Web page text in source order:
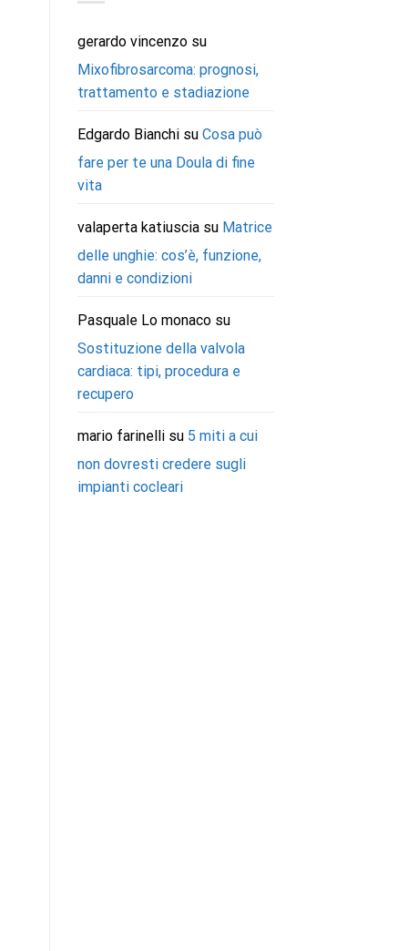
gerardo vincenzosu
Mixofibrosarcoma: prognosi,
trattamento e stadiazione
Edgardo Bianchisu Cosa può
fare per te una Doula di fine
vita
valaperta katiusciasu Matrice
delle unghie: cos’è, funzione,
danni e condizioni
Pasquale Lo monacosu
Sostituzione della valvola
cardiaca: tipi, procedura e
recupero
mario farinellisu 5 miti a cui
non dovresti credere sugli
impianti cocleari